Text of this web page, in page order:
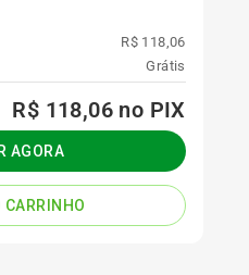
R$ 118,06
Grátis
R$ 118,06 no PIX
AGORA